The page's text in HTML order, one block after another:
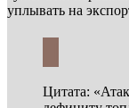
уплывать на
Цитата: